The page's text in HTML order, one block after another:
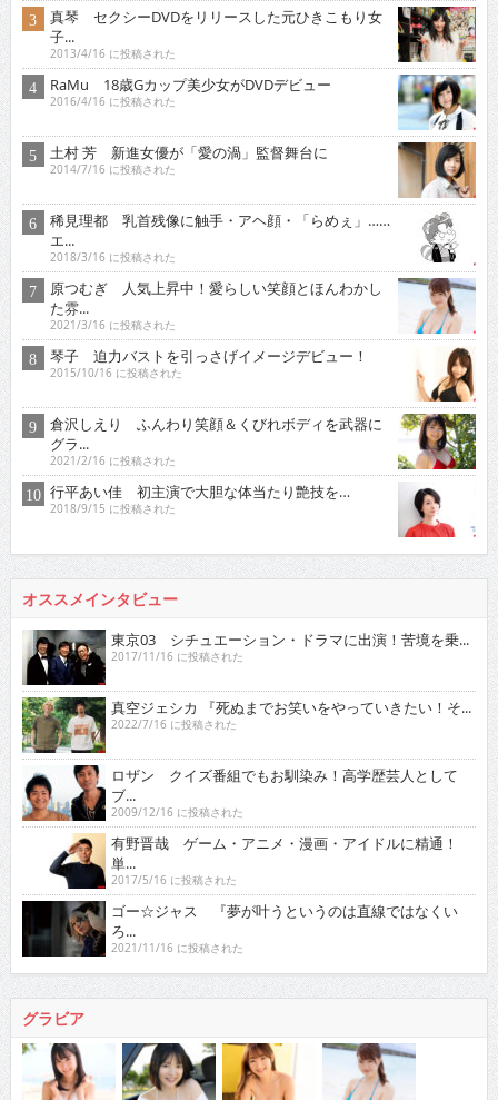
真琴 セクシーDVDをリリースした元ひきこもり女
子...
2013/4/16 に投稿された
RaMu 18歳Gカップ美少女がDVDデビュー
2016/4/16 に投稿された
土村 芳 新進女優が「愛の渦」監督舞台に
2014/7/16 に投稿された
稀見理都 乳首残像に触手・アヘ顔・「らめぇ」……
エ...
2018/3/16 に投稿された
原つむぎ 人気上昇中！愛らしい笑顔とほんわかし
た雰...
2021/3/16 に投稿された
琴子 迫力バストを引っさげイメージデビュー！
2015/10/16 に投稿された
倉沢しえり ふんわり笑顔＆くびれボディを武器に
グラ...
2021/2/16 に投稿された
行平あい佳 初主演で大胆な体当たり艶技を…
2018/9/15 に投稿された
オススメインタビュー
東京03 シチュエーション・ドラマに出演！苦境を乗...
2017/11/16 に投稿された
真空ジェシカ 『死ぬまでお笑いをやっていきたい！そ...
2022/7/16 に投稿された
ロザン クイズ番組でもお馴染み！高学歴芸人として
ブ...
2009/12/16 に投稿された
有野晋哉 ゲーム・アニメ・漫画・アイドルに精通！
単...
2017/5/16 に投稿された
ゴー☆ジャス 『夢が叶うというのは直線ではなくい
ろ...
2021/11/16 に投稿された
グラビア